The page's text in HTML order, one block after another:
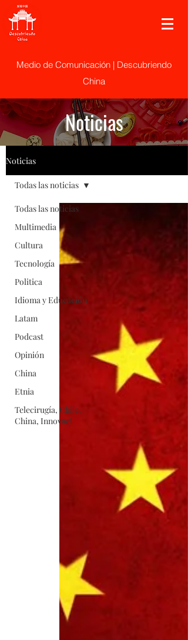
Medio de Comunicación | Descubriendo
China
Noticias
Noticias
Todas las noticias
Multimedia
Cultura
Tecnología
Politica
Idioma y Educación
Latam
Podcast
Opinión
China
Etnia
Telecirugía, Chile,
China, Innovaci
Todas las noticias